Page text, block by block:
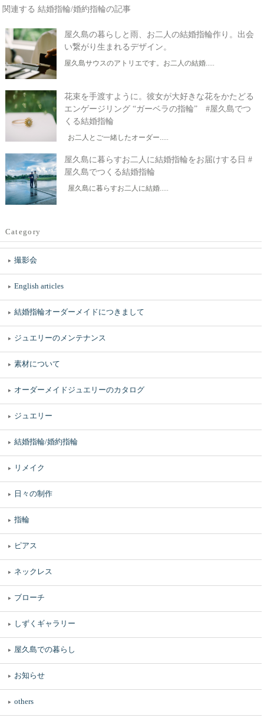
関連する 結婚指輪/婚約指輪の記事
屋久島の暮らしと雨、お二人の結婚指輪作り。出会
い繋がり生まれるデザイン。
屋久島サウスのアトリエです。お二人の結婚.....
花束を手渡すように。彼女が大好きな花をかたどる
エンゲージリング “ガーベラの指輪” #屋久島でつ
くる結婚指輪
お二人とご一緒したオーダー.....
屋久島に暮らすお二人に結婚指輪をお届けする日 #
屋久島でつくる結婚指輪
屋久島に暮らすお二人に結婚.....
Category
撮影会
English articles
結婚指輪オーダーメイドにつきまして
ジュエリーのメンテナンス
素材について
オーダーメイドジュエリーのカタログ
ジュエリー
結婚指輪/婚約指輪
リメイク
日々の制作
指輪
ピアス
ネックレス
ブローチ
しずくギャラリー
屋久島での暮らし
お知らせ
others